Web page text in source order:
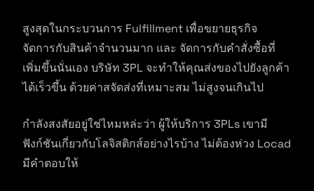
สูงสุดในกระบวนการ Fulfillment เพื่อขยายธุรกิจ
จัดการกับสินค้าจำนวนมาก และ จัดการกับคำสั่งซื้อที่
เพิ่มขึ้นนั่นเอง บริษัท 3PL จะทำให้คุณส่งของไปยังลูกค้า
ได้เร็วขึ้น ด้วยค่าสจัดส่งที่เหมาะสม ไม่สูงจนเกินไป
กำลังสงสัยอยู่ใช่ไหมหล่ะว่า ผู้ให้บริการ 3PLs เขามี
ฟังก์ชันเกี่ยวกับโลจิสติกส์อย่างไรบ้าง ไม่ต้องห่วง Locad
มีคำตอบให้